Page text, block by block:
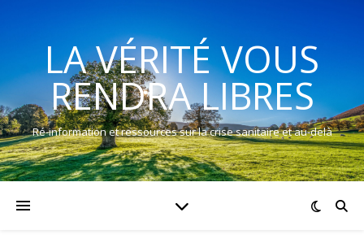
LA VÉRITÉ VOUS
RENDRA LIBRES
Ré-information et ressources sur la crise sanitaire et au-delà